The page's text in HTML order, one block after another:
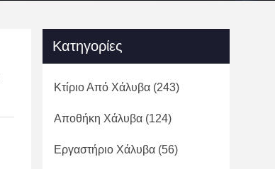
Κατηγορίες
Κτίριο Από Χάλυβα (243)
Αποθήκη Χάλυβα (124)
Εργαστήριο Χάλυβα (56)